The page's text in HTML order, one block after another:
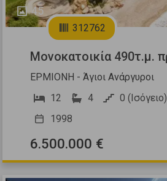
45
312762
Μονοκατοικία 490τ.μ.
ΕΡΜΙΟΝΗ - Άγιοι Ανάργυροι
12
4 0 (Ισόγειο)
1998
6.500.000 €